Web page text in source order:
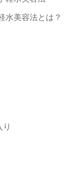
水美容法とは？